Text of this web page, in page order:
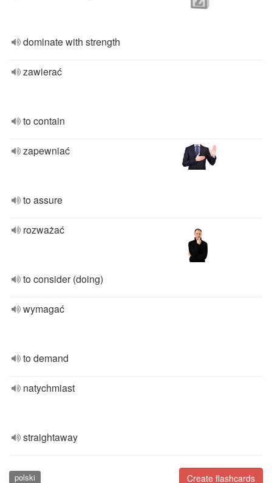
dominate with strength
zawierać
to contain
zapewniać
to assure
rozważać
to consider (doing)
wymagać
to demand
natychmiast
straightaway
Create flashcards
polski